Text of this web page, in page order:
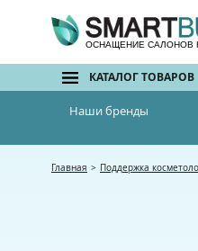
ОСНАЩЕНИЕ САЛОНОВ
КАТАЛОГ ТОВАРОВ
Наши бренды
Главная > Поддержка